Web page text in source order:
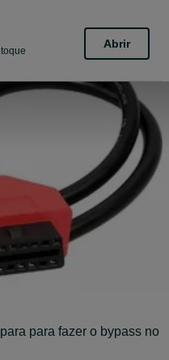
Abrir
para fazer o bypass no